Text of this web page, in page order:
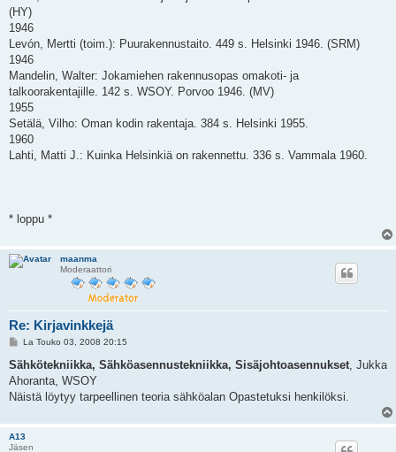
(HY)
1946
Levón, Mertti (toim.): Puurakennustaito. 449 s. Helsinki 1946. (SRM)
1946
Mandelin, Walter: Jokamiehen rakennusopas omakoti- ja
talkoorakentajille. 142 s. WSOY. Porvoo 1946. (MV)
1955
Setälä, Vilho: Oman kodin rakentaja. 384 s. Helsinki 1955.
1960
Lahti, Matti J.: Kuinka Helsinkiä on rakennettu. 336 s. Vammala 1960.
* loppu *
maanma
Moderaattori
Re: Kirjavinkkejä
V
e
t
i
La Touko 03, 2008 20:15
Sähkötekniikka, Sähköasennustekniikka, Sisäjohtoasennukset, Jukka
Ahoranta, WSOY
Näistä löytyy tarpeellinen teoria sähköalan Opastetuksi henkilöksi.
A13
Jäsen